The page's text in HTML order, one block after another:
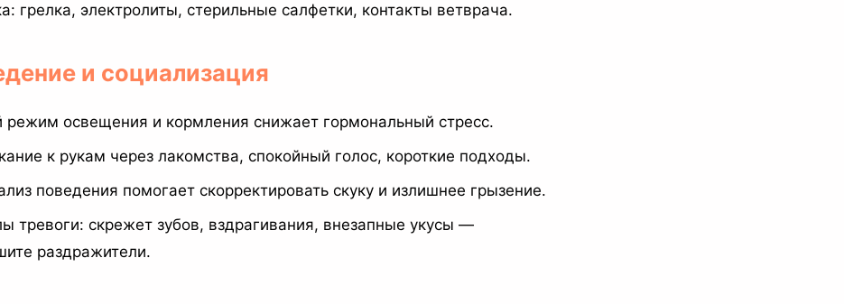
грелка, электролиты, стерильные салфетки, контакты ветврача.
и социализация
режим освещения и кормления снижает гормональный стресс.
к рукам через лакомства, спокойный голос, короткие подходы.
поведения помогает скорректировать скуку и излишнее грызение.
тревоги: скрежет зубов, вздрагивания, внезапные укусы —
раздражители.